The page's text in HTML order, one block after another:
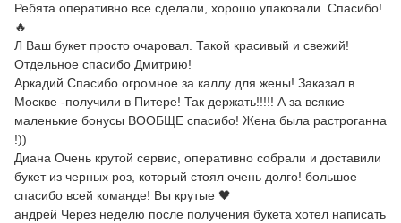
Ребята оперативно все сделали, хорошо упаковали. Спасибо!
🔥
Л Ваш букет просто очаровал. Такой красивый и свежий!
Отдельное спасибо Дмитрию!
Аркадий Спасибо огромное за каллу для жены! Заказал в
Москве -получили в Питере! Так держать!!!!! А за всякие
маленькие бонусы ВООБЩЕ спасибо! Жена была растроганна
!))
Диана Очень крутой сервис, оперативно собрали и доставили
букет из черных роз, который стоял очень долго! большое
спасибо всей команде! Вы крутые 🖤
андрей Через неделю после получения букета хотел написать